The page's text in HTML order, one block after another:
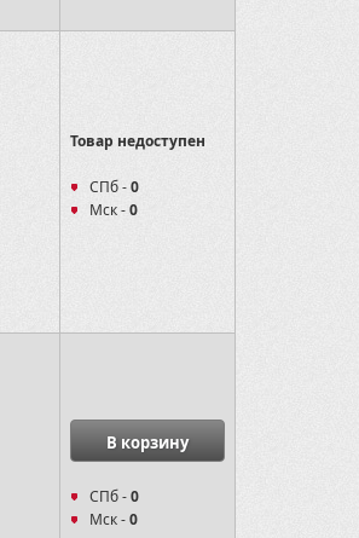
Товар недоступен
СПб -0
Мск -0
В корзину
СПб -0
Мск -0